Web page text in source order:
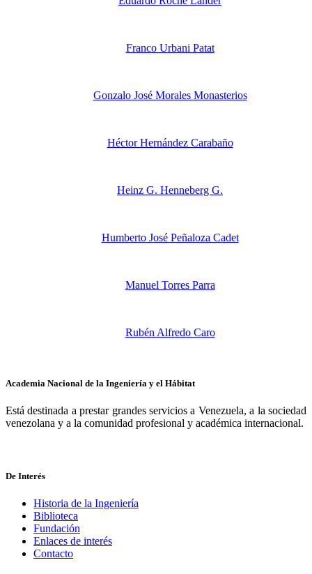
Buzón de Académicos
Franco Urbani Patat
Gonzalo José Morales Monasterios
Héctor Hernández Carabaño
Heinz G. Henneberg G.
Humberto José Peñaloza Cadet
Manuel Torres Parra
Rubén Alfredo Caro
Academia Nacional de la Ingeniería y el Hábitat
Está destinada a prestar grandes servicios a Venezuela, a la sociedad
venezolana y a la comunidad profesional y académica internacional.
De Interés
Historia de la Ingeniería
Biblioteca
Fundación
Enlaces de interés
Contacto